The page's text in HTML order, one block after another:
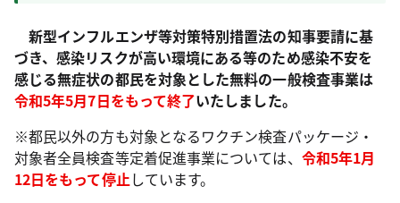
新型インフルエンザ等対策特別措置法の知事要請に基
づき、感染リスクが高い環境にある等のため感染不安を
感じる無症状の都民を対象とした無料の一般検査事業は
令和5年5月7日をもって終了いたしました。
※都民以外の方も対象となるワクチン検査パッケージ・
対象者全員検査等定着促進事業については、 令和5年1月
12日をもって停止しています。